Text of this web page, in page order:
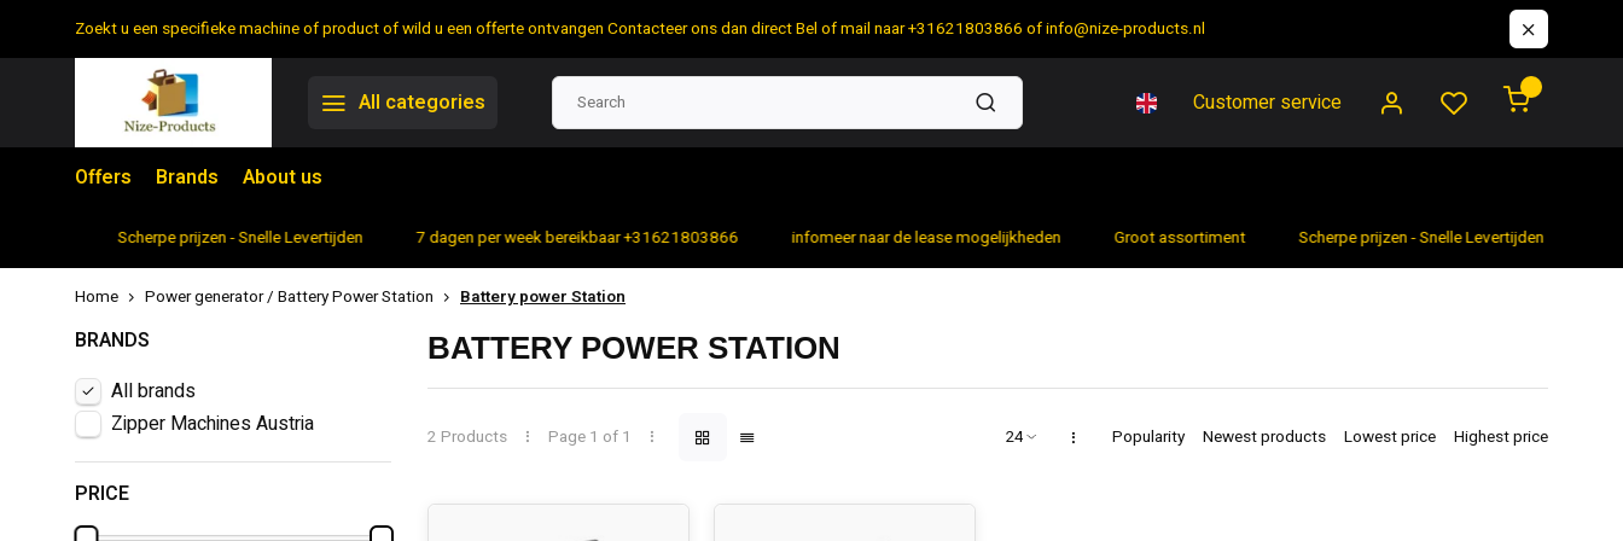
Zoekt u een specifieke machine of product of wild u een offerte ontvangen Contacteer ons dan direct Bel of mail naar +31621803866 ofinfo@nize-products.nl
All categories Customer service
Offers Brands About us
Scherpe prijzen - Snelle Levertijden 7 dagen per week bereikbaar +31621803866 infomeer naar de lease mogelijkheden Groot assortiment Scherpe prijzen - Snelle Levertijden
Home Power generator / Battery Power Station Battery power Station
BRANDS
All brands
Zipper Machines Austria
PRICE
BATTERY POWER STATION
2 Products Page 1 of 1 Popularity Newest products Lowest price Highest price